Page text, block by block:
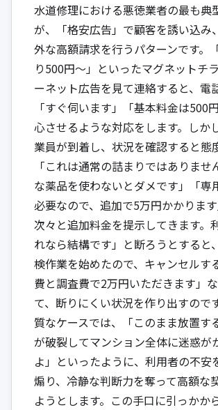
水道修理における悪徳業者の最も典
が、「格安広告」で顧客を誘い込み
外な高額請求を行うパターンです。
り500円～」といったマグネットチ
ーネット広告を見て連絡すると、電
「すぐ伺います」「基本料金は500
心させるような対応をします。しか
業員が到着し、状況を確認すると態
「これは通常の詰まりではありませ
な薬品を使わないとダメです」「専
必要なので、追加で5万円かかります
次々と追加料金を提示してきます。
れなら結構です」と断ろうとすると
検作業を始めたので、キャンセルす
費と調査費で2万円いただきます」
て、断りにくい状況を作り出すので
質なケースでは、「このまま放置す
が破裂してマンション全体に迷惑が
よ」といったように、利用者の不安
煽り、冷静な判断力を奪って高額な
ようとします。この手口に引っかか